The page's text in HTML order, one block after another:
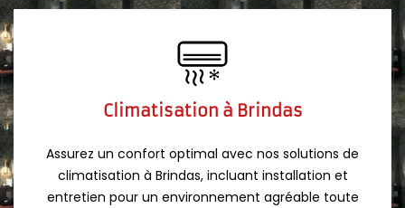
Climatisation à Brindas
Assurez un confort optimal avec nos solutions de
climatisation à Brindas, incluant installation et
entretien pour un environnement agréable toute